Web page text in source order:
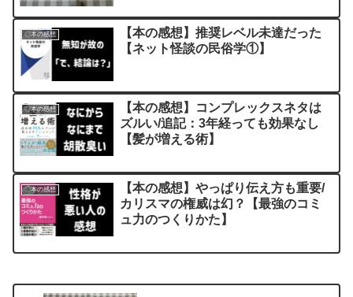
〇本の感想
【本の感想】推奨レベル未達だった
【ネット怪談の民俗学①】
〇本の感想
【本の感想】コンプレックスネタは
ズルい/追記：3年経っても効果なし
【髪が増える術】
〇本の感想
【本の感想】やっぱり伝え方も重要/
カリスマの権威は幻？【最強のコミ
ュ力のつくりかた】